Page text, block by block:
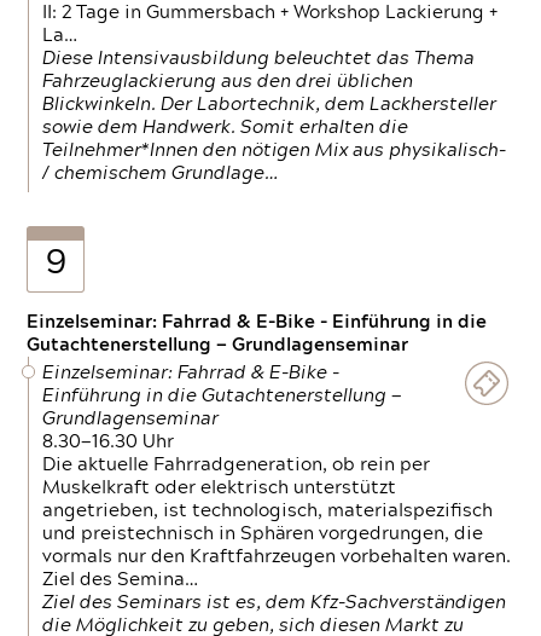
II: 2 Tage in Gummersbach + Workshop Lackierung +
La…
Diese Intensivausbildung beleuchtet das Thema
Fahrzeuglackierung aus den drei üblichen
Blickwinkeln. Der Labortechnik, dem Lackhersteller
sowie dem Handwerk. Somit erhalten die
Teilnehmer*Innen den nötigen Mix aus physikalisch-
/ chemischem Grundlage…
9
Einzelseminar: Fahrrad & E-Bike - Einführung in die
Gutachtenerstellung — Grundlagenseminar
Einzelseminar: Fahrrad & E-Bike -
Einführung in die Gutachtenerstellung —
Grundlagenseminar
8.30—16.30 Uhr
Die aktuelle Fahrradgeneration, ob rein per
Muskelkraft oder elektrisch unterstützt
angetrieben, ist technologisch, materialspezifisch
und preistechnisch in Sphären vorgedrungen, die
vormals nur den Kraftfahrzeugen vorbehalten waren.
Ziel des Semina…
Ziel des Seminars ist es, dem Kfz-Sachverständigen
die Möglichkeit zu geben, sich diesen Markt zu